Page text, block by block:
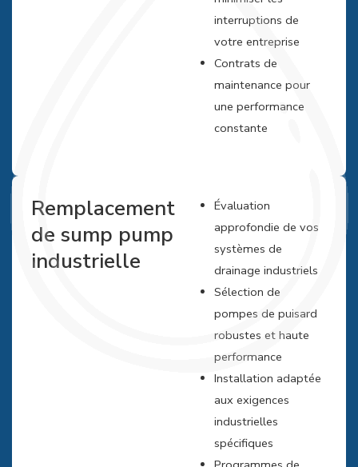
interruptions de
votre entreprise
Contrats de
maintenance pour
une performance
constante
Remplacement
de sump pump
industrielle
Évaluation
approfondie de vos
systèmes de
drainage industriels
Sélection de
pompes de puisard
robustes et haute
performance
Installation adaptée
aux exigences
industrielles
spécifiques